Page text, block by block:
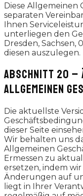
Diese Allgemeinen
separaten
Ihnen
unterliegen den
Dresden, Sachsen,
diesen auszulegen.
ABSCHNITT 20 –
ALLGEMEINEN
Die aktuellste
dieser Seite
Wir behalten uns
Allgemeinen
Ermessen zu
ersetzen, indem
Änderungen auf
liegt in Ihrer